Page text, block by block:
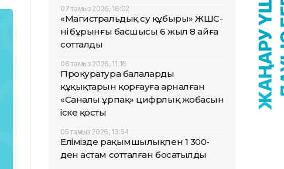
07 тамыз 2026, 16:02
«Магистральдық су құбыры» ЖШС-
нің бұрынғы басшысы 6 жыл 8 айға
сотталды
06 тамыз 2026, 11:16
Прокуратура балалардың
құқықтарын қорғауға арналған
«Саналы ұрпақ» цифрлық жобасын
іске қосты
05 тамыз 2026, 13:54
Елімізде рақымшылықпен 1 300-
ден астам сотталған босатылды